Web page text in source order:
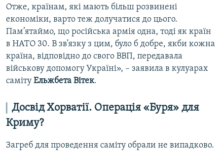
Отже, країнам, які мають більш розвинені
економіки, варто теж долучатися до цього.
Пам’ятаймо, що російська армія одна, тоді як країн
в НАТО 30. В зв’язку з цим, було б добре, якби кожна
країна, відповідно до свого ВВП, передавала
військову допомогу Україні», – заявила в кулуарах
саміту Ельжбета Вітек.
Досвід Хорватії. Операція «Буря» для
Криму?
Загреб для проведення саміту обрали не випадково.